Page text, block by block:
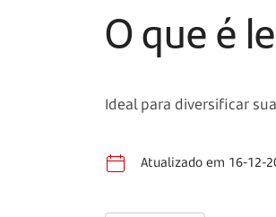
O que é
Ideal para diversificar
Atualizado em 16-12-